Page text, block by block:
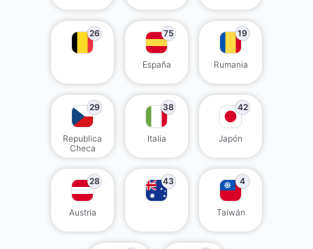
26 75
España
19
Rumania
29
Republica
Checa
38
Italia
42
Japón
28
Austria
43 4
Taiwán